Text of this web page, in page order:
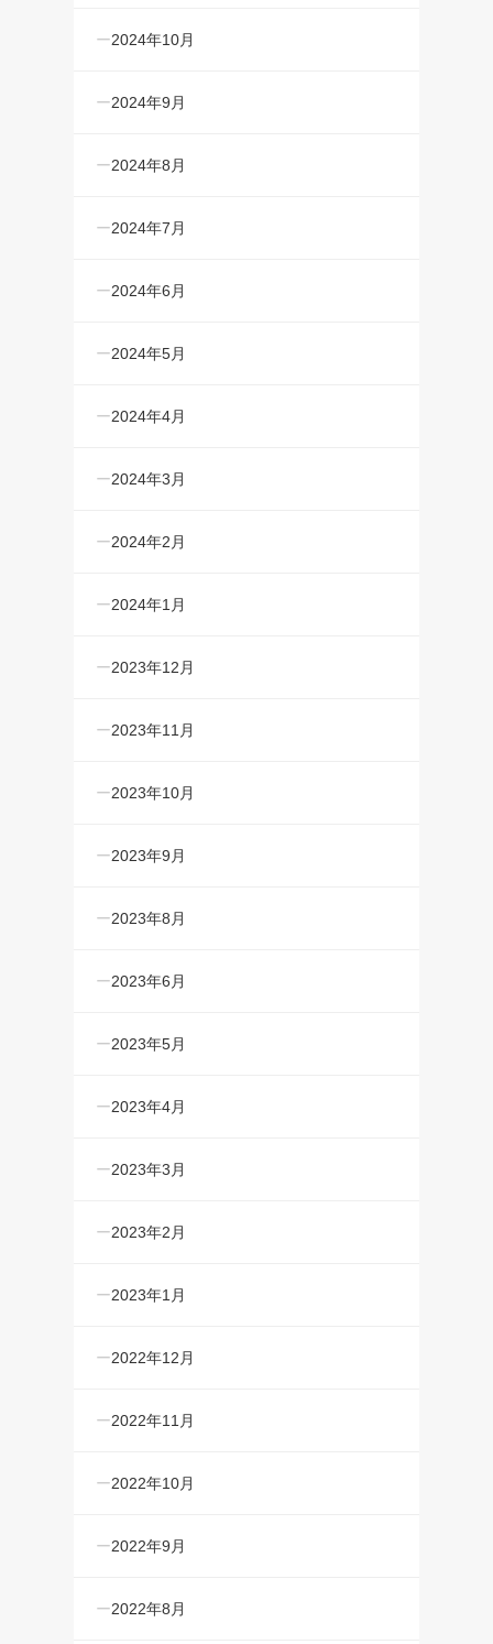
2024年10月
2024年9月
2024年8月
2024年7月
2024年6月
2024年5月
2024年4月
2024年3月
2024年2月
2024年1月
2023年12月
2023年11月
2023年10月
2023年9月
2023年8月
2023年6月
2023年5月
2023年4月
2023年3月
2023年2月
2023年1月
2022年12月
2022年11月
2022年10月
2022年9月
2022年8月